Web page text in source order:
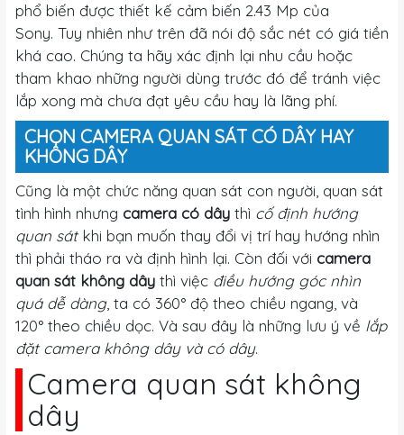
phổ biến được thiết kế cảm biến 2.43 Mp của
Sony. Tuy nhiên như trên đã nói độ sắc nét có giá tiền
khá cao. Chúng ta hãy xác định lại nhu cầu hoặc
tham khao những người dùng trước đó để tránh việc
lắp xong mà chưa đạt yêu cầu hay là lãng phí.
CHỌN CAMERA QUAN SÁT CÓ DÂY HAY
KHÔNG DÂY
Cũng là một chức năng quan sát con người, quan sát
tình hình nhưng camera có dây thì cố định hướng
quan sátkhi bạn muốn thay đổi vị trí hay hướng nhìn
thì phải tháo ra và định hình lại. Còn đối với camera
quan sát không dây thì việc điều hướng góc nhìn
quá dễ dàng, ta có 360° độ theo chiều ngang, và
120° theo chiều dọc. Và sau đây là những lưu ý về lắp
đặt camera không dây và có dây.
Camera quan sát không
dây